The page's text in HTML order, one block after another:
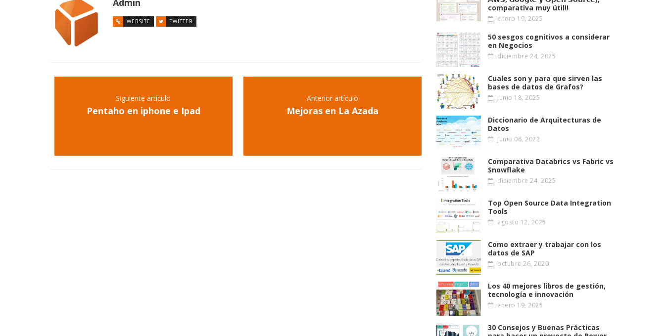
Admin
WEBSITE TWITTER
Siguiente artículo
Pentaho en iphone e Ipad
Anterior artículo
Mejoras en La Azada
comparativa muy útil!!
enero 19, 2025
50 sesgos cognitivos a considerar
en Negocios
diciembre 24, 2025
Cuales son y para que sirven las
bases de datos de Grafos?
junio 18, 2025
Diccionario de Arquitecturas de
Datos
junio 06, 2022
Comparativa Databrics vs Fabric vs
Snowflake
diciembre 24, 2025
Top Open Source Data Integration
Tools
agosto 12, 2025
Como extraer y trabajar con los
datos de SAP
octubre 26, 2020
Los 40 mejores libros de gestión,
tecnología e innovación
enero 19, 2025
30 Consejos y Buenas Prácticas